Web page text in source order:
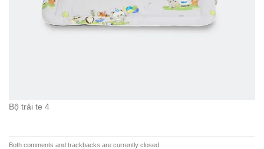
Bộ trải te 4
Both comments and trackbacks are currently closed.